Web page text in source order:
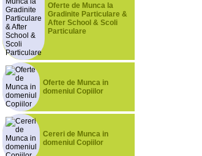
Oferte de Munca la
Gradinite Particulare &
After School & Scoli
Particulare
Oferte de Munca in
domeniul Copiilor
Cereri de Munca in
domeniul Copiilor